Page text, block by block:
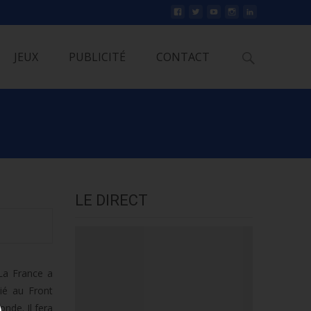
JEUX PUBLICITÉ CONTACT
France a
au Front
Il fera
LE DIRECT